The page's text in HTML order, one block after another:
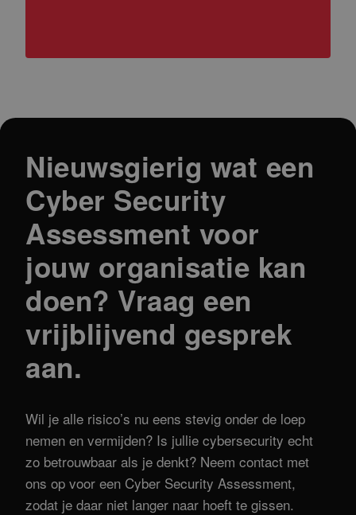
Nieuwsgierig wat een
Cyber Security
Assessment voor
jouw organisatie kan
doen? Vraag een
vrijblijvend gesprek
aan.
Wil je alle risico’s nu eens stevig onder de loep
nemen en vermijden? Is jullie cybersecurity echt
zo betrouwbaar als je denkt? Neem contact met
ons op voor een Cyber Security Assessment,
zodat je daar niet langer naar hoeft te gissen.